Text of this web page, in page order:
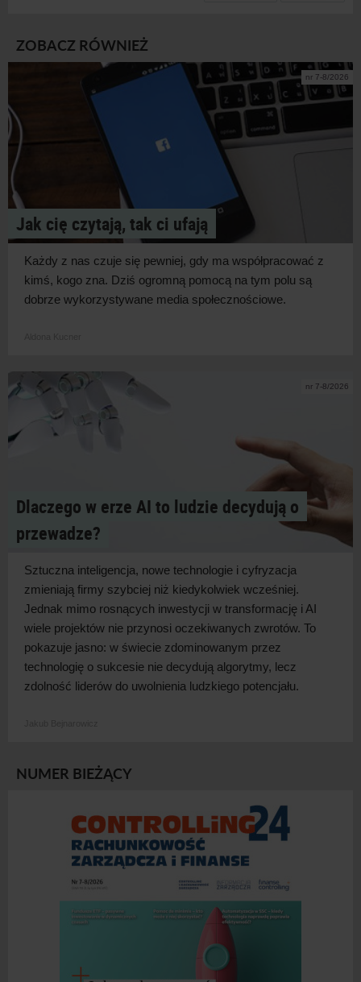
ZOBACZ RÓWNIEŻ
nr 7-8/2026
Jak cię czytają, tak ci ufają
Każdy z nas czuje się pewniej, gdy ma współpracować z
kimś, kogo zna. Dziś ogromną pomocą na tym polu są
dobrze wykorzystywane media społecznościowe.
nr 7-8/2026
Dlaczego w erze AI to ludzie decydują o
przewadze?
Sztuczna inteligencja, nowe technologie i cyfryzacja
zmieniają firmy szybciej niż kiedykolwiek wcześniej.
Jednak mimo rosnących inwestycji w transformację i AI
wiele projektów nie przynosi oczekiwanych zwrotów. To
pokazuje jasno: w świecie zdominowanym przez
technologię o sukcesie nie decydują algorytmy, lecz
zdolność liderów do uwolnienia ludzkiego potencjału.
NUMER BIEŻĄCY